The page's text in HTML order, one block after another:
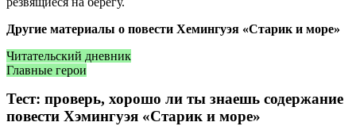
Другие материалы о повести Хемингуэя «Старик и море»
Читательский дневник
Главные герои
Тест: проверь, хорошо ли ты знаешь содержание
повести Хэмингуэя «Старик и море»